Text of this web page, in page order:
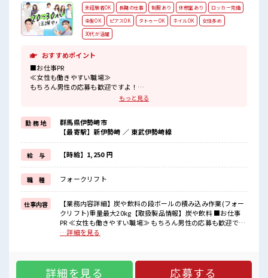
未経験者OK 長期の仕事 制服あり 休憩室あり
ロッカー完備
染髪OK
ピアスOK タトゥーOK ネイルOK
女性多め
30代が活躍
おすすめポイント
■お仕事PR
≪女性も働きやすい職場≫
もちろん男性の応募も歓迎ですよ！
(規定有)≪ラクラク制服アリ≫
制服があるので、
毎日の服装の悩み解消♪
≪未経験でも活躍できる≫
新しいことにチャレンジするのは不安だけど、
しっかり働く環境が整っています！
イチからスキルUP・ステップUP目指していきましょう！
≪様々なお仕事をご提案≫
一人で悩まず気軽に相談できる、
派遣のお仕事です！
■職場の雰囲気
女性が多い職場ですが男女は問いません！
髪型自由な職場！
休憩室完備でランチや休憩も充実しそう♪
もっと見る
勤 務 地
群馬県伊勢崎市
【最寄駅】新伊勢崎 ／ 東武伊勢崎線
給 与 【時給】1,250 円
職 種 フォークリフト
仕事内容
【業務内容詳細】炭や飲料の段ボールの積み込み作業(フォー
クリフト)重量最大20kg【取扱製品情報】炭や飲料 ■お仕事
PR ≪女性も働きやすい職場≫ もちろん男性の応募も歓迎です
よ！ ≪髪型自由≫ 基本的に髪色自由で明るすぎたり奇抜でな
いことにチャレンジするのは不安だけど、 しっかり働く環境
が整っています！ イチからスキルUP・ステップUP目指して
…詳細を見る
詳細を見る 応募する